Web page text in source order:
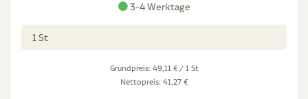
3-4 Werktage
1 St
Grundpreis: 49,11 € / 1 St
Nettopreis: 41,27 €